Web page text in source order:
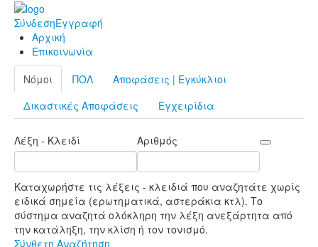
ΣύνδεσηΕγγραφή
Αρχική
Επικοινωνία
Νόμοι
ΠΟΛ
Αποφάσεις | Εγκύκλιοι
Δικαστικές Αποφάσεις
Εγχειρίδια
Λέξη - Κλειδί Αριθμός
Καταχωρήστε τις λέξεις - κλειδιά που αναζητάτε χωρίς
ειδικά σημεία (ερωτηματικά, αστεράκια κτλ). Το
σύστημα αναζητά ολόκληρη την λέξη ανεξάρτητα από
την κατάληξη, την κλίση ή τον τονισμό.
Σύνθετη Αναζήτηση